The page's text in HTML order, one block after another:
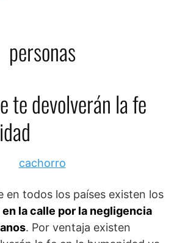
te devolverán la fe
en todos los países existen los
la calle por la negligencia
. Por ventaja existen